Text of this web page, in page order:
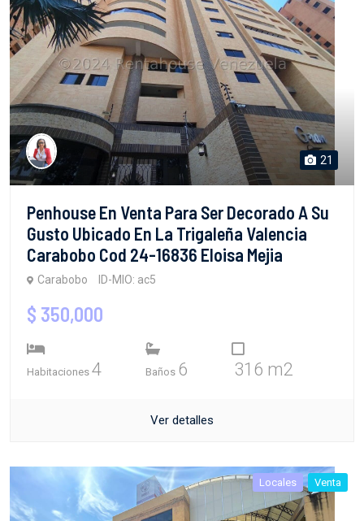
21
Penhouse En Venta Para Ser Decorado A Su
Gusto Ubicado En La Trigaleña Valencia
Carabobo Cod 24-16836 Eloisa Mejia
Carabobo ID-MIO: ac5
$ 350,000
Habitaciones 4 Baños 6 316 m2
Ver detalles
Locales Venta